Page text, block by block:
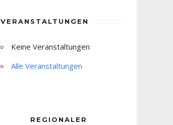
VERANSTALTUNGEN
Keine Veranstaltungen
Alle Veranstaltungen
REGIONALER